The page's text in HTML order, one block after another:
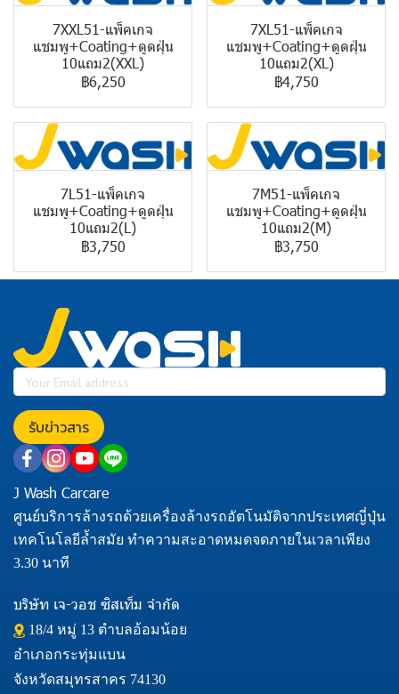
7XXL51-แพ็คเกจ
แชมพู+Coating+ดูดฝุ่น
10แถม2(XXL)
฿6,250
7XL51-แพ็คเกจ
แชมพู+Coating+ดูดฝุ่น
10แถม2(XL)
฿4,750
7L51-แพ็คเกจ
แชมพู+Coating+ดูดฝุ่น
10แถม2(L)
฿3,750
7M51-แพ็คเกจ
แชมพู+Coating+ดูดฝุ่น
10แถม2(M)
฿3,750
รับข่าวสาร
J Wash Carcare
ศูนย์บริการล้างรถด้วยเครื่องล้างรถอัตโนมัติจากประเทศญี่ปุ่น
เทคโนโลยีล้ำสมัย ทำความสะอาดหมดจดภายในเวลาเพียง
3.30 นาที
บริษัท เจ-วอช ซิสเท็ม จำกัด
18/4 หมู่ 13 ตำบลอ้อมน้อย
อำเภอกระทุ่มแบน
จังหวัดสมุทรสาคร 74130